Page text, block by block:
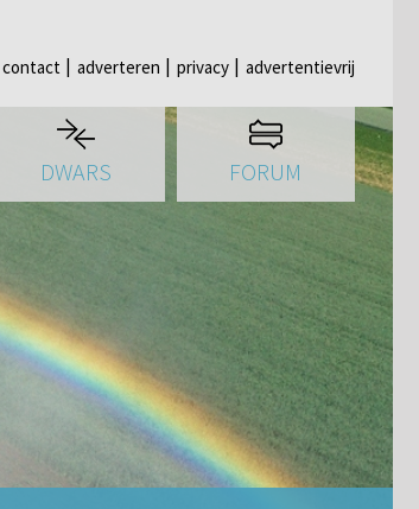
contact adverteren privacy advertentievrij
DWARS FORUM